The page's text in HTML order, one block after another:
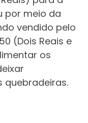
por meio da
vendido pelo
(Dois Reais e
os
quebradeiras.